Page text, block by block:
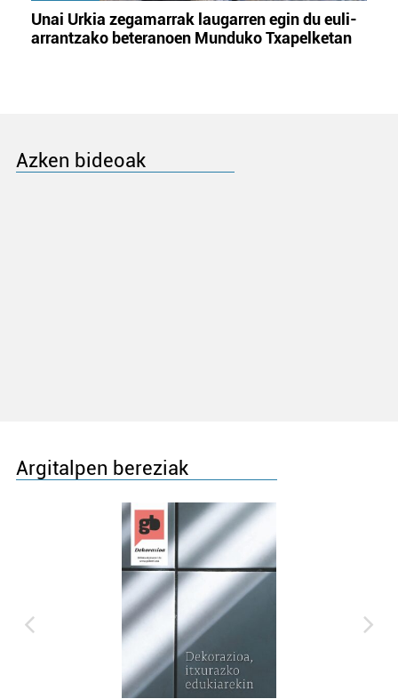
Unai Urkia zegamarrak laugarren egin du euli-
arrantzako beteranoen Munduko Txapelketan
Azken bideoak
Argitalpen bereziak